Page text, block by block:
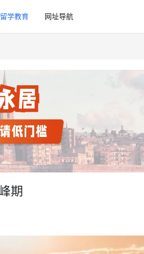
留学教育 网址导航
期